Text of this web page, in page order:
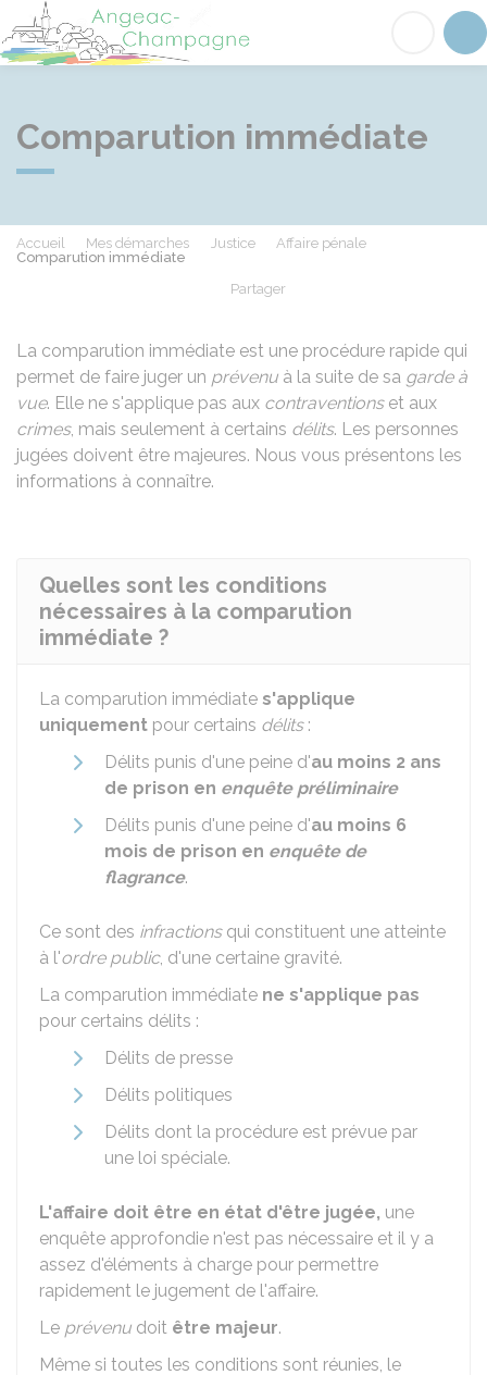
Angeac-Champagne
Comparution immédiate
Accueil Mes démarches Justice
Affaire pénale
Comparution immédiate
Partager
La comparution immédiate est une procédure rapide qui
permet de faire juger un prévenu à la suite de sa garde à
vue. Elle ne s'applique pas aux contraventionset aux
crimes, mais seulement à certains délits. Les personnes
jugées doivent être majeures. Nous vous présentons les
informations à connaître.
Quelles sont les conditions
nécessaires à la comparution
immédiate ?
La comparution immédiate s'applique
uniquement pour certains délits:
Délits punis d'une peine d'au moins 2 ans
de prison en enquête préliminaire
Délits punis d'une peine d'au moins 6
mois de prison en enquête de
flagrance.
Ce sont des infractionsqui constituent une atteinte
à l'ordre public, d'une certaine gravité.
La comparution immédiate ne s'applique pas
pour certains délits :
Délits de presse
Délits politiques
Délits dont la procédure est prévue par
une loi spéciale.
L'affaire doit être en état d'être jugée, une
enquête approfondie n'est pas nécessaire et il y a
assez d'éléments à charge pour permettre
rapidement le jugement de l'affaire.
Le prévenu doit être majeur.
Même si toutes les conditions sont réunies, le